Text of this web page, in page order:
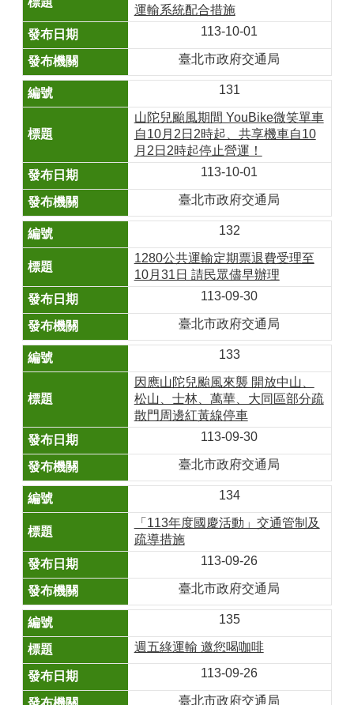
運輸系統配合措施
113-10-01
臺北市政府交通局
131
山陀兒颱風期間 YouBike微笑單車
自10月2日2時起、共享機車自10
月2日2時起停止營運！
113-10-01
臺北市政府交通局
132
1280公共運輸定期票退費受理至
10月31日 請民眾儘早辦理
113-09-30
臺北市政府交通局
133
因應山陀兒颱風來襲 開放中山、
松山、士林、萬華、大同區部分疏
散門周邊紅黃線停車
113-09-30
臺北市政府交通局
134
「113年度國慶活動」交通管制及
疏導措施
113-09-26
臺北市政府交通局
135
週五綠運輸 邀您喝咖啡
113-09-26
臺北市政府交通局